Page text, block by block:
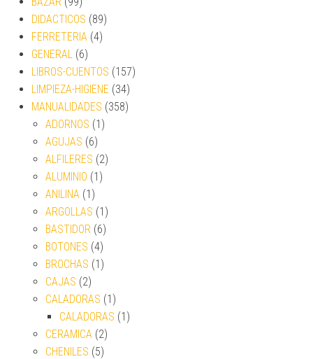
DIDACTICOS (89)
FERRETERIA (4)
GENERAL (6)
LIBROS-CUENTOS (157)
LIMPIEZA-HIGIENE (34)
MANUALIDADES (358)
ADORNOS (1)
AGUJAS (6)
ALFILERES (2)
ALUMINIO (1)
ANILINA (1)
ARGOLLAS (1)
BASTIDOR (6)
BOTONES (4)
BROCHAS (1)
CAJAS (2)
CALADORAS (1)
CALADORAS (1)
CERAMICA (2)
CHENILES (5)